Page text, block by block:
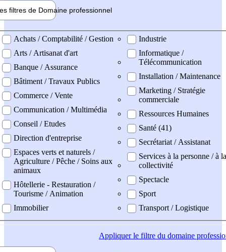
filtres de Domaine professionnel
professionel
Achats / Comptabilité / Gestion
Arts / Artisanat d'art
Banque / Assurance
Bâtiment / Travaux Publics
Commerce / Vente
Communication / Multimédia
Conseil / Etudes
Direction d'entreprise
Espaces verts et naturels /
Agriculture / Pêche / Soins aux
animaux
Hôtellerie - Restauration /
Tourisme / Animation
Immobilier
Industrie
Informatique /
Télécommunication
Installation / Maintenance
Marketing / Stratégie
commerciale
Ressources Humaines
Santé (41)
Secrétariat / Assistanat
Services à la personne / à la
collectivité
Spectacle
Sport
Transport / Logistique
Appliquerle filtre du domaine